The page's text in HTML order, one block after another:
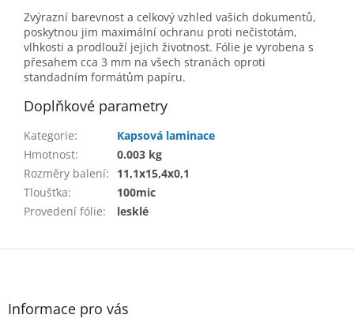
Zvýrazní barevnost a celkový vzhled vašich dokumentů,
poskytnou jim maximální ochranu proti nečistotám,
vlhkosti a prodlouží jejich životnost. Fólie je vyrobena s
přesahem cca 3 mm na všech stranách oproti
standadním formátům papíru.
Doplňkové parametry
Kategorie:
Kapsová laminace
Hmotnost:
0.003 kg
Rozměry balení:
11,1x15,4x0,1
Tloušťka:
100mic
Provedení fólie: lesklé
Z
Informace pro vás